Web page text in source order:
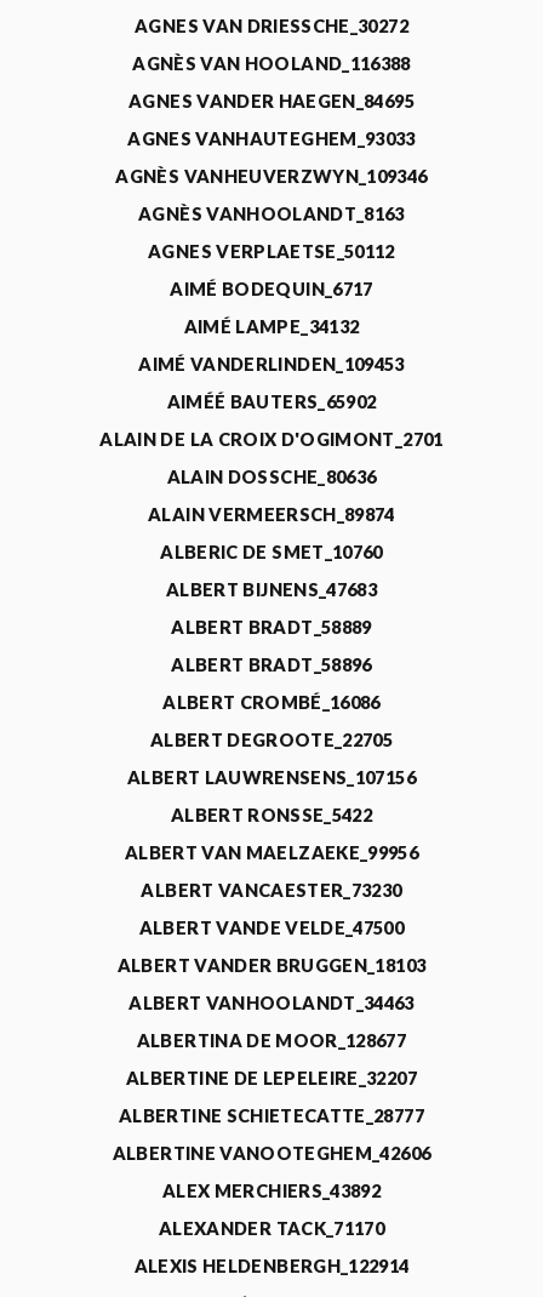
AGNES VAN DRIESSCHE_30272
AGNÈS VAN HOOLAND_116388
AGNES VANDER HAEGEN_84695
AGNES VANHAUTEGHEM_93033
AGNÈS VANHEUVERZWYN_109346
AGNÈS VANHOOLANDT_8163
AGNES VERPLAETSE_50112
AIMÉ BODEQUIN_6717
AIMÉ LAMPE_34132
AIMÉ VANDERLINDEN_109453
AIMÉÉ BAUTERS_65902
ALAIN DE LA CROIX D'OGIMONT_2701
ALAIN DOSSCHE_80636
ALAIN VERMEERSCH_89874
ALBERIC DE SMET_10760
ALBERT BIJNENS_47683
ALBERT BRADT_58889
ALBERT BRADT_58896
ALBERT CROMBÉ_16086
ALBERT DEGROOTE_22705
ALBERT LAUWRENSENS_107156
ALBERT RONSSE_5422
ALBERT VAN MAELZAEKE_99956
ALBERT VANCAESTER_73230
ALBERT VANDE VELDE_47500
ALBERT VANDER BRUGGEN_18103
ALBERT VANHOOLANDT_34463
ALBERTINA DE MOOR_128677
ALBERTINE DE LEPELEIRE_32207
ALBERTINE SCHIETECATTE_28777
ALBERTINE VANOOTEGHEM_42606
ALEX MERCHIERS_43892
ALEXANDER TACK_71170
ALEXIS HELDENBERGH_122914